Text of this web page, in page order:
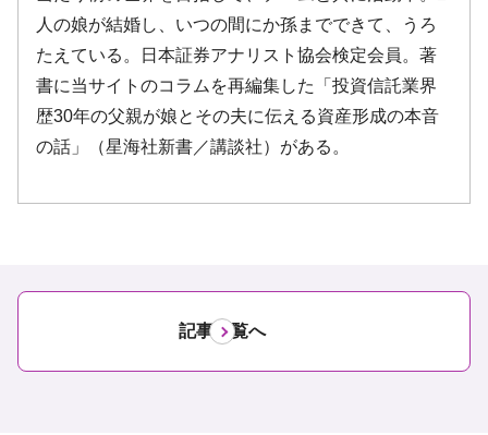
記事一覧へ